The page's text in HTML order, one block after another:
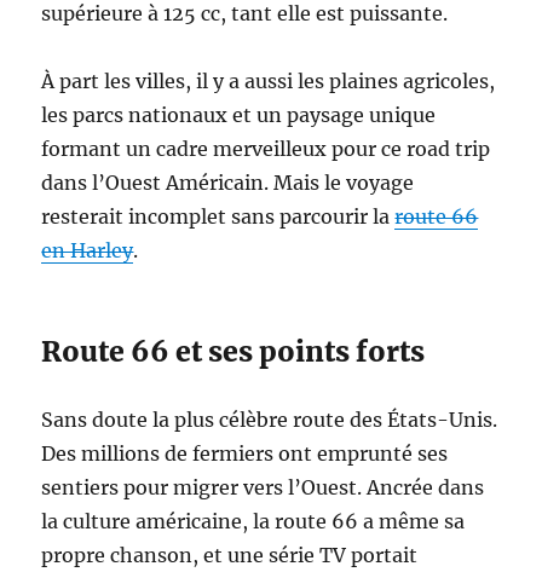
supérieure à 125 cc, tant elle est puissante.
À part les villes, il y a aussi les plaines agricoles,
les parcs nationaux et un paysage unique
formant un cadre merveilleux pour ce road trip
dans l’Ouest Américain. Mais le voyage
resterait incomplet sans parcourir laroute 66
en Harley.
Route 66 et ses points forts
Sans doute la plus célèbre route des États-Unis.
Des millions de fermiers ont emprunté ses
sentiers pour migrer vers l’Ouest. Ancrée dans
la culture américaine, la route 66 a même sa
propre chanson, et une série TV portait